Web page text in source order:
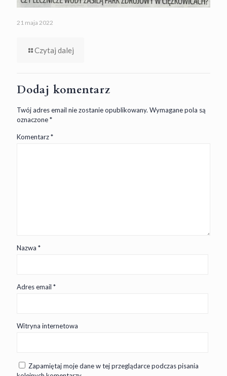
21 maja 2022
Czytaj dalej
Dodaj komentarz
Twój adres email nie zostanie opublikowany. Wymagane pola są
oznaczone*
Komentarz*
Nazwa *
Adres email *
Witryna internetowa
Zapamiętaj moje dane w tej przeglądarce podczas pisania